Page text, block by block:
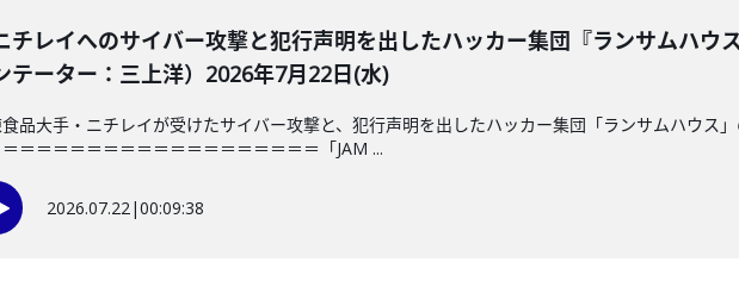
チレイへのサイバー攻撃と犯行声明を出したハッカー集団『ランサムハ
テーター：三上洋）2026年7月22日(水)
品大手・ニチレイが受けたサイバー攻撃と、犯行声明を出したハッカー集団「ランサムハウス
＝＝＝＝＝＝＝＝＝＝＝＝＝＝＝＝＝＝「JAM ...
2026.07.22|00:09:38